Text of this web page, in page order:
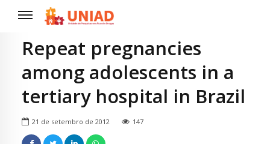
Repeat pregnancies
among adolescents in a
tertiary hospital in Brazil
21 de setembro de 2012 147